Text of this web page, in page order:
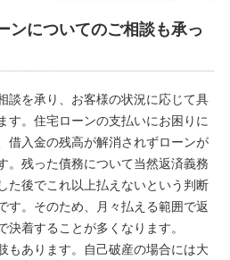
ンについてのご相談も承っ
談を承り、お客様の状況に応じて具
す。住宅ローンの支払いにお困りに
借入金の残高が解消されずローンが
。残った債務について当然返済義務
た後でこれ以上払えないという判断
す。そのため、月々払える範囲で返
着することが多くなります。
もあります。自己破産の場合には大